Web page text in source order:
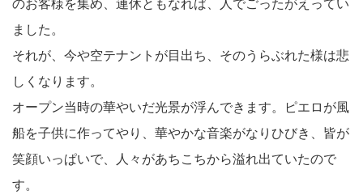
のお客様を集め、連休ともなれば、人でごったがえってい
ました。
それが、今や空テナントが目出ち、そのうらぶれた様は悲
しくなります。
オープン当時の華やいだ光景が浮んできます。ピエロが風
船を子供に作ってやり、華やかな音楽がなりひびき、皆が
笑顔いっぱいで、人々があちこちから溢れ出ていたので
す。